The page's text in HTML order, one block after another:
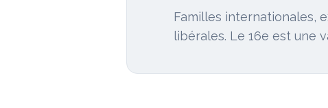
Familles internationales,
libérales. Le 16e est une